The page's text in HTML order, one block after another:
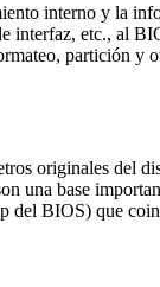
interno y la
etc., al
partición y
originales del
una base
del BIOS) que